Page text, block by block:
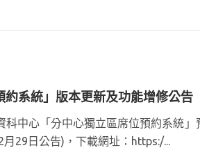
約系統」版本更新及功能增修公告
科中心「分中心獨立區席位預約系統
29日公告)，下載網址：https:/...